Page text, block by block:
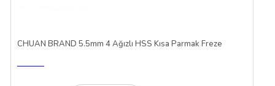
CHUAN BRAND 5.5mm 4 Ağızlı HSS Kısa Parmak Freze